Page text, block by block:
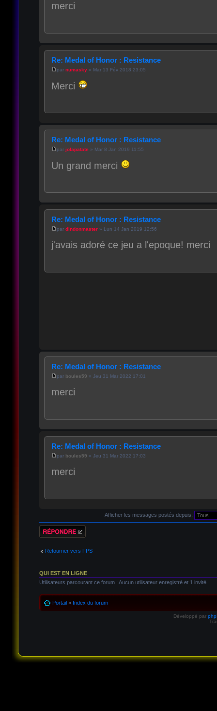
merci
Re: Medal of Honor : Resistance
par numasky» Mar 13 Fév 2018 23:05
Merci
Re: Medal of Honor : Resistance
par jolapatate» Mar 8 Jan 2019 11:55
Un grand merci
Re: Medal of Honor : Resistance
par dindonmaster» Lun 14 Jan 2019 12:56
j'avais adoré ce jeu a l'epoque! merci
Re: Medal of Honor : Resistance
par boules59 » Jeu 31 Mar 2022 17:01
merci
Re: Medal of Honor : Resistance
par boules59 » Jeu 31 Mar 2022 17:03
merci
Afficher les messages postés depuis:
Répondre
Retourner vers FPS
QUI EST EN LIGNE
Utilisateurs parcourant ce forum : Aucun utilisateur enregistré et 1 invité
Portail» Index du forum
Développé par